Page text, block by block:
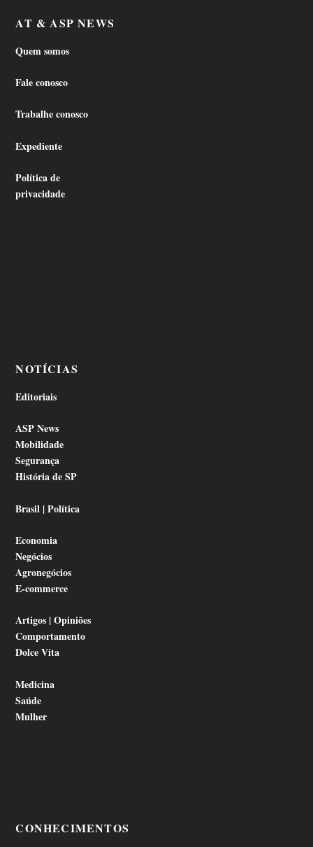
AT & ASP NEWS
Quem somos
Fale conosco
Trabalhe conosco
Expediente
Política de
privacidade
NOTÍCIAS
Editoriais
ASP News
Mobilidade
Segurança
História de SP
Brasil | Política
Economia
Negócios
Agronegócios
E-commerce
Artigos | Opiniões
Comportamento
Dolce Vita
Medicina
Saúde
Mulher
CONHECIMENTOS